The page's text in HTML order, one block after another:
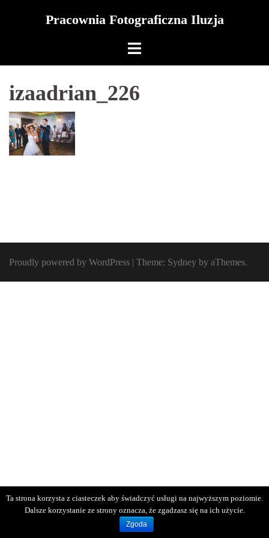
Pracownia Fotograficzna Iluzja
izaadrian_226
Proudly powered by WordPress | Theme: Sydney by aThemes.
Ta strona korzysta z ciasteczek aby świadczyć usługi na najwyższym poziomie.
Dalsze korzystanie ze strony oznacza, że zgadzasz się na ich użycie.
Zgoda